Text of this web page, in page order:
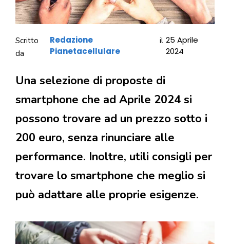
Scritto
da
Redazione
Pianetacellulare
il 25 Aprile
2024
Una selezione di proposte di
smartphone che ad Aprile 2024 si
possono trovare ad un prezzo sotto i
200 euro, senza rinunciare alle
performance. Inoltre, utili consigli per
trovare lo smartphone che meglio si
può adattare alle proprie esigenze.